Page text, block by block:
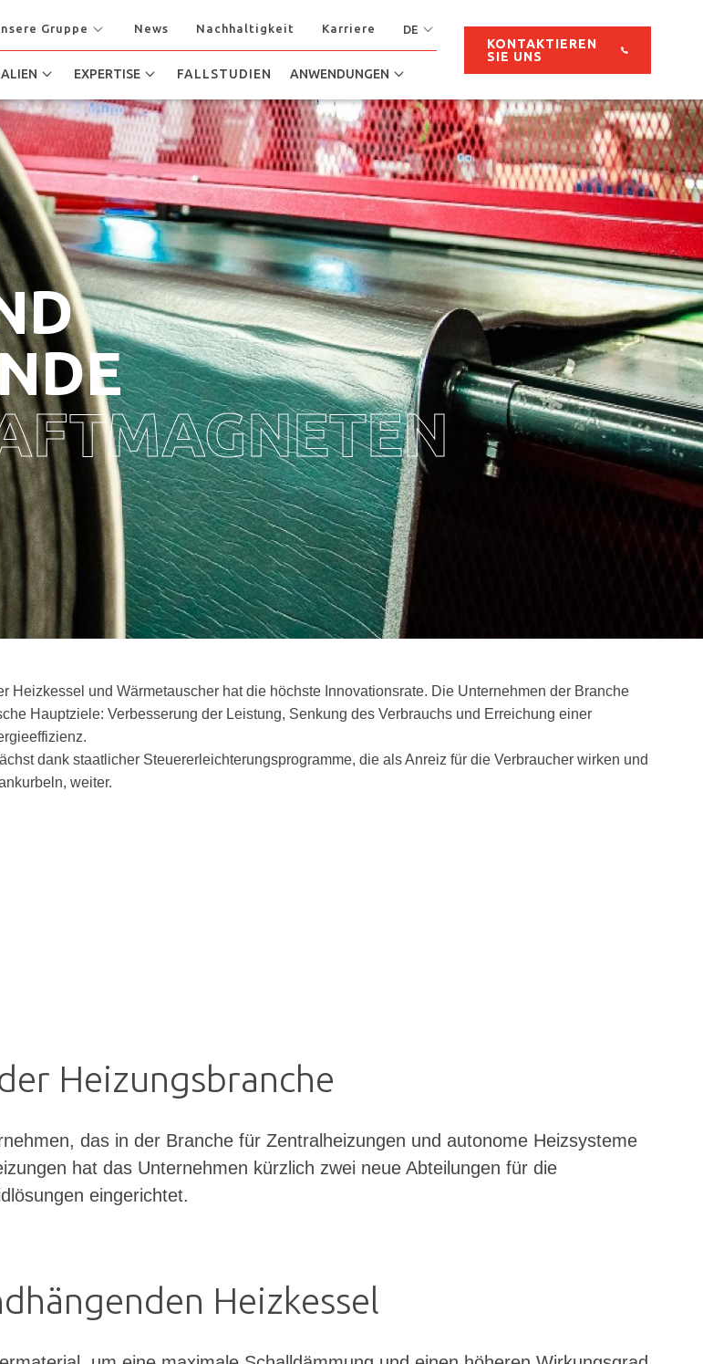
Gruppe News Nachhaltigkeit Karriere DE
EXPERTISE FALLSTUDIEN ANWENDUNGEN
KONTAKTIEREN
SIE UNS
Heizkessel und Wärmetauscher hat die höchste Innovationsrate. Die Unternehmen der Branche
Hauptziele: Verbesserung der Leistung, Senkung des Verbrauchs und Erreichung einer
dank staatlicher Steuererleichterungsprogramme, die als Anreiz für die Verbraucher wirken und
weiter.
Heizungsbranche
das in der Branche für Zentralheizungen und autonome Heizsysteme
hat das Unternehmen kürzlich zwei neue Abteilungen für die
eingerichtet.
Heizkessel